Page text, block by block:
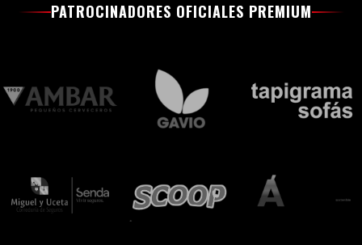
PATROCINADORES OFICIALES PREMIUM